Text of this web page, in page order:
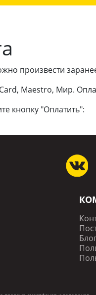
произвести
Maestro, Мир.
кнопку "Оплатить":